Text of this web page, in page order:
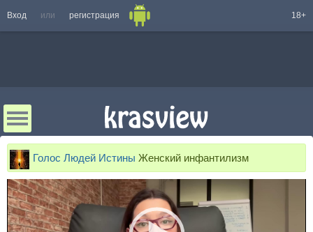
Вход или регистрация 18+
Голос Людей Истины Женский инфантилизм